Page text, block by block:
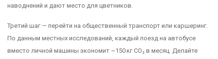
наводнений и дают место для цветников.
Третий шаг — перейти на общественный транспорт или каршеринг.
По данным местных исследований, каждый поезд на автобусе
вместо личной машины экономит ~150 кг CO₂ в месяц. Делайте